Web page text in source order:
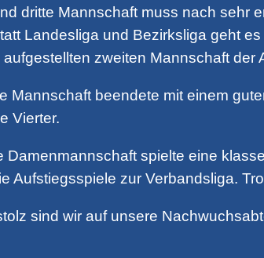
dritte Mannschaft muss nach sehr
Landesliga und Bezirksliga geht
aufgestellten zweiten Mannschaft
Mannschaft beendete mit einem
Vierter.
Damenmannschaft spielte eine
Aufstiegsspiele zur Verbandsliga.
sind wir auf unsere